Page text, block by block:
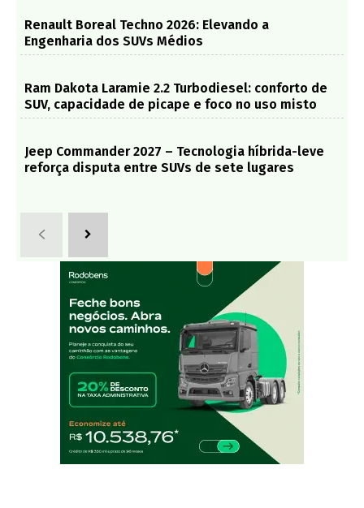
Renault Boreal Techno 2026: Elevando a
Engenharia dos SUVs Médios
Ram Dakota Laramie 2.2 Turbodiesel: conforto de
SUV, capacidade de picape e foco no uso misto
Jeep Commander 2027 – Tecnologia híbrida-leve
reforça disputa entre SUVs de sete lugares